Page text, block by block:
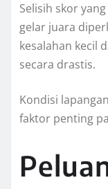
Selisih skor
gelar juara
kesalahan kecil
secara drastis.
Kondisi
faktor penting